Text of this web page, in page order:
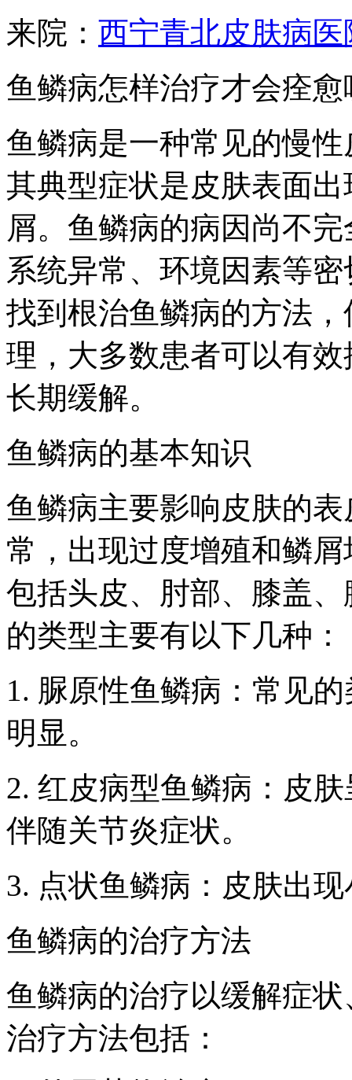
来院： 西宁青北皮肤病医
鱼鳞病怎样治疗才会痊愈
鱼鳞病是一种常见的慢
其典型症状是皮肤表面
屑。鱼鳞病的病因尚不
系统异常、环境因素等
找到根治鱼鳞病的方法
理，大多数患者可以有
长期缓解。
鱼鳞病的基本知识
鱼鳞病主要影响皮肤的
常，出现过度增殖和鳞
包括头皮、肘部、膝盖
的类型主要有以下几种：
1. 脲原性鱼鳞病：常见
明显。
2. 红皮病型鱼鳞病：皮
伴随关节炎症状。
3. 点状鱼鳞病：皮肤出
鱼鳞病的治疗方法
鱼鳞病的治疗以缓解症
治疗方法包括：